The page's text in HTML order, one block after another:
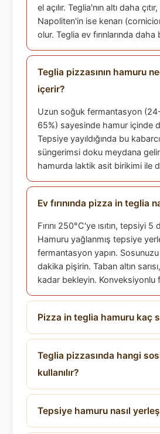
el açılır. Teglia'nın altı daha
Napoliten'in ise kenarı
olur. Teglia ev fırınlarında daha
Teglia pizzasının hamuru
içerir?
Uzun soğuk fermantasyon
65%) sayesinde hamur içinde
Tepsiye yayıldığında bu
süngerimsi doku meydana
hamurda laktik asit birikimi ile
Ev fırınında pizza in teglia
Fırını 250°C'ye ısıtın, tepsiyi
Hamuru yağlanmış tepsiye
fermantasyon yapın.
dakika pişirin. Taban altın
kadar bekleyin. Konveksiyonlu
Pizza in teglia hamuru kaç
Teglia pizzasında hangi
kullanılır?
Tepsiye hamuru nasıl